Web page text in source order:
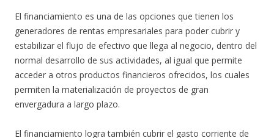
El financiamiento es una de las opciones que tienen los
generadores de rentas empresariales para poder cubrir y
estabilizar el flujo de efectivo que llega al negocio, dentro del
normal desarrollo de sus actividades, al igual que permite
acceder a otros productos financieros ofrecidos, los cuales
permiten la materialización de proyectos de gran
envergadura a largo plazo.
El financiamiento logra también cubrir el gasto corriente de